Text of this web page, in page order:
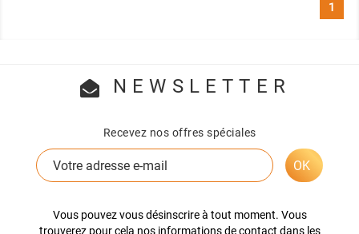
1
NEWSLETTER
Recevez nos offres spéciales
Vous pouvez vous désinscrire à tout moment. Vous
trouverez pour cela nos informations de contact dans les